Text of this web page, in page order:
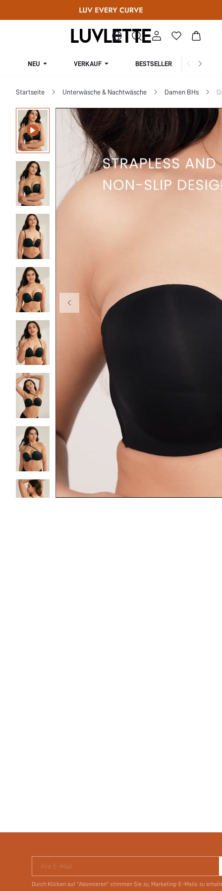
NEU VERKAUF BESTSELLER
Startseite Unterwäsche & Nachtwäsche Damen BHs
Ihre E-Mail
Durch Klicken auf "Abonnieren" stimmen Sie zu, Marketing-E-Mails zu